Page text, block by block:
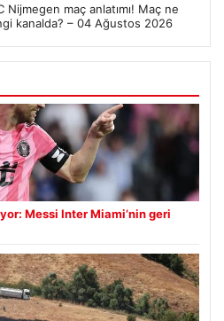
Nijmegen maç anlatımı! Maç ne
kanalda? – 04 Ağustos 2026
Messi Inter Miami’nin geri